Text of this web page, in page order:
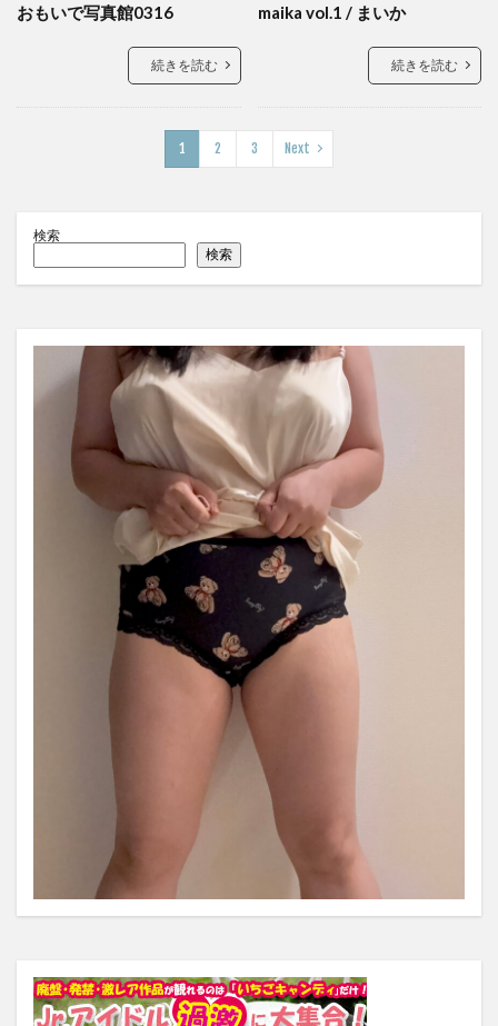
おもいで写真館0316
続きを読む
maika vol.1 / まいか
続きを読む
1 2 3 Next
検索
検索